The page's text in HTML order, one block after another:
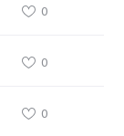
0
0
0